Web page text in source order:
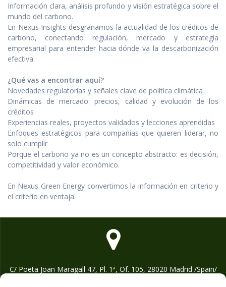
Información clara, análisis profundo y visión estratégica sobre el
mundo del carbono.
En Nexus Insights desgranamos la actualidad de los créditos de
carbono, conectando regulación, mercado y estrategia
empresarial para entender hacia dónde va la descarbonización
efectiva.
¿Qué vas a encontrar aquí?
Novedades regulatorias y señales clave de política climática
Dinámicas de mercado: precios, calidad y evolución de los
créditos
Experiencias reales, proyectos validados y lecciones aprendidas
Enfoques estratégicos para compañías que quieren liderar, no
solo cumplir
Porque el carbono ya no es un concepto abstracto: es decisión,
competitividad y valor económico.
En Nexus Green Energy convertimos la información en criterio y
el criterio en ventaja.
C/ Poeta Joan Maragall 47, Pl. 1ª, Of. 105, 28020 Madrid /Spain/